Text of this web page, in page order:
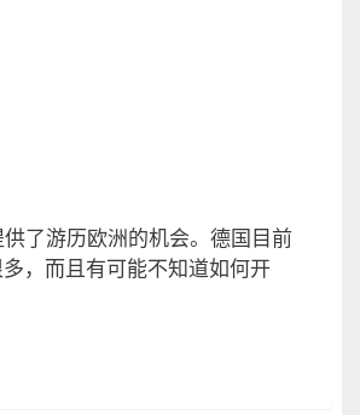
了游历欧洲的机会。德国目前
，而且有可能不知道如何开